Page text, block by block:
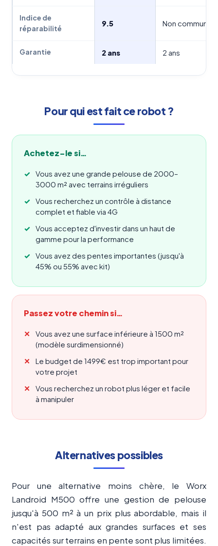
Indice de
réparabilité
9.5 Non
Garantie 2 ans 2 ans
Pour qui est fait ce robot ?
Achetez-le si…
Vous avez une grande pelouse de 2000–
3000 m² avec terrains irréguliers
Vous recherchez un contrôle à distance
complet et fiable via 4G
Vous acceptez d'investir dans un haut de
gamme pour la performance
Vous avez des pentes importantes (jusqu'à
45% ou 55% avec kit)
Passez votre chemin si…
Vous avez une surface inférieure à 1500 m²
(modèle surdimensionné)
Le budget de 1499€ est trop important pour
votre projet
Vous recherchez un robot plus léger et facile
à manipuler
Alternatives possibles
Pour une alternative moins chère, le Worx
Landroid M500 offre une gestion de pelouse
jusqu'à 500 m² à un prix plus abordable, mais il
n'est pas adapté aux grandes surfaces et ses
capacités sur terrains en pente sont plus limitées.